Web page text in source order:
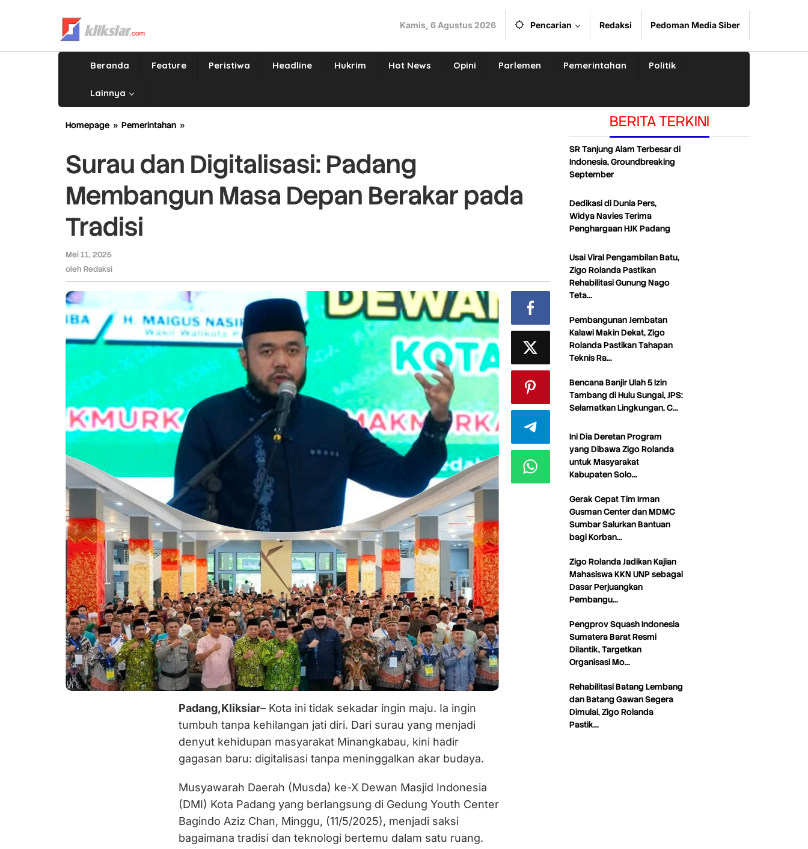
Kamis, 6 Agustus 2026 Pencarian Redaksi Pedoman Media Siber
Beranda Feature Peristiwa Headline Hukrim Hot News Opini Parlemen Pemerintahan Politik
Lainnya
Homepage » Pemerintahan »
Padang
Membangun
Masa
Depan
Surau dan Digitalisasi: Padang
Membangun Masa Depan Berakar pada
Tradisi
Mei 11, 2025
oleh Redaksi
Padang,Kliksiar– Kota ini tidak sekadar ingin maju. Ia ingin
tumbuh tanpa kehilangan jati diri. Dari surau yang menjadi
denyut kehidupan masyarakat Minangkabau, kini hadir
gagasan baru: digitalisasi tanpa meninggalkan akar budaya.
Musyawarah Daerah (Musda) ke-X Dewan Masjid Indonesia
(DMI) Kota Padang yang berlangsung di Gedung Youth Center
Bagindo Aziz Chan, Minggu, (11/5/2025), menjadi saksi
bagaimana tradisi dan teknologi bertemu dalam satu ruang.
BERITA TERKINI
SR Tanjung Alam Terbesar di
Indonesia, Groundbreaking
September
Dedikasi di Dunia Pers,
Widya Navies Terima
Penghargaan HJK Padang
Usai Viral Pengambilan Batu,
Zigo Rolanda Pastikan
Rehabilitasi Gunung Nago
Teta…
Pembangunan Jembatan
Kalawi Makin Dekat, Zigo
Rolanda Pastikan Tahapan
Teknis Ra…
Bencana Banjir Ulah 5 Izin
Tambang di Hulu Sungai, JPS:
Selamatkan Lingkungan, C…
Ini Dia Deretan Program
yang Dibawa Zigo Rolanda
untuk Masyarakat
Kabupaten Solo…
Gerak Cepat Tim Irman
Gusman Center dan MDMC
Sumbar Salurkan Bantuan
bagi Korban…
Zigo Rolanda Jadikan Kajian
Mahasiswa KKN UNP sebagai
Dasar Perjuangkan
Pembangu…
Pengprov Squash Indonesia
Sumatera Barat Resmi
Dilantik, Targetkan
Organisasi Mo…
Rehabilitasi Batang Lembang
dan Batang Gawan Segera
Dimulai, Zigo Rolanda
Pastik…